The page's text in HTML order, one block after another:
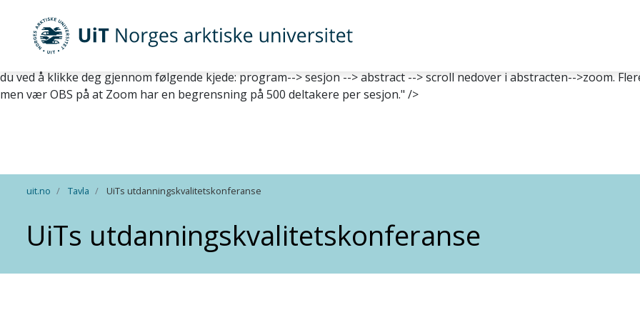
alle sesjoner lagt inn i programmet. Lenkene ser du ved å klikke deg gjennom følgende kjede: program--> sesjon -->
opprinnelig påmeldte er velkommen til å delta, men vær OBS på at Zoom har en begrensning på 500 deltakere per
du ved å klikke deg gjennom følgende kjede: program--> sesjon --> abstract --> scroll nedover i abstracten-->zoom.
men vær OBS på at Zoom har en begrensning på 500 deltakere per sesjon." />
UiT Norges arktiske universitet
uit.no Tavla UiTs utdanningskvalitetskonferanse
UiTs utdanningskvalitetskonferanse